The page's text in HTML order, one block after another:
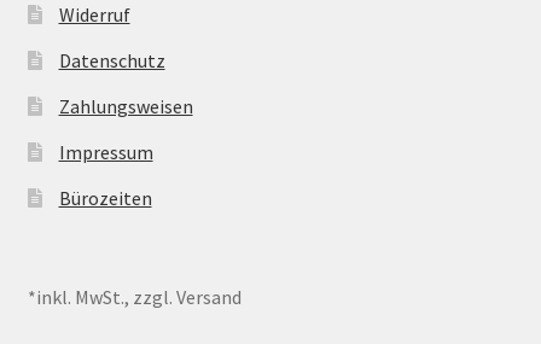
Widerruf
Datenschutz
Zahlungsweisen
Impressum
Bürozeiten
*inkl. MwSt., zzgl. Versand